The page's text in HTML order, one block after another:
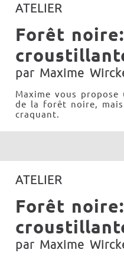
ATELIER
Forêt
par Maxime
Maxime vous
de la forêt noire,
craquant.
ATELIER
Forêt
par Maxime